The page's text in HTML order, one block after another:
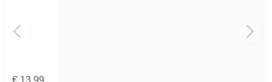
€13,99